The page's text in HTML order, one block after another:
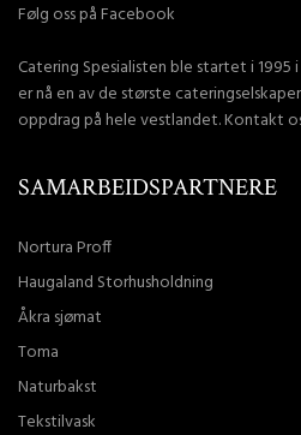
Følg oss på Facebook
Catering Spesialisten ble startet i 1995
er nå en av de største
oppdrag på hele vestlandet. Kontakt
SAMARBEIDSPARTNERE
Nortura Proff
Haugaland Storhusholdning
Åkra sjømat
Toma
Naturbakst
Tekstilvask